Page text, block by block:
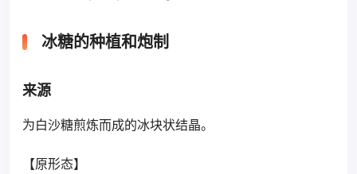
冰糖的种植和炮制
来源
为白沙糖煎炼而成的冰块状结晶。
【原形态】